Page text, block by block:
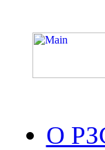
О